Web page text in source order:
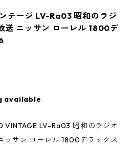
テージ LV-Ra03 昭和のラジ
送 ニッサン ローレル 1800デ
available
VINTAGE LV-Ra03 昭和のラジオ
ッサン ローレル 1800デラックス